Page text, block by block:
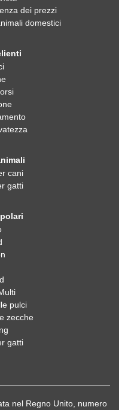
dei prezzi
domestici
cani
gatti
pulci
zecche
gatti
nel Regno Unito, numero